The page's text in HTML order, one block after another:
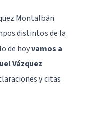
Montalbán
distintos de la
de hoyvamos a
Vázquez
y citas